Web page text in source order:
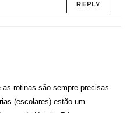
REPLY
as rotinas são sempre precisas
(escolares) estão um